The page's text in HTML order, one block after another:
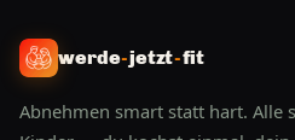
werde-jetzt-fit
Abnehmen smart statt hart. Alle